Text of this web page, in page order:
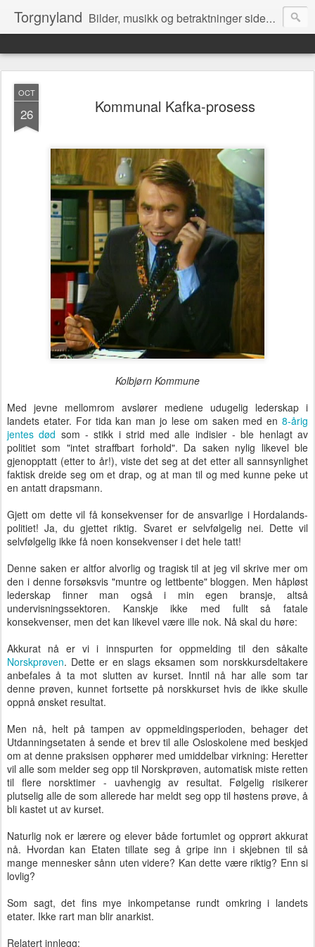
Torgnyland Bilder, musikk og betraktninger siden 2008
OCT
26 Kommunal Kafka-prosess
Kolbjørn Kommune
Med jevne mellomrom avslører mediene udugelig lederskap i
landets etater. For tida kan man jo lese om saken med en 8-årig
jentes død som - stikk i strid med alle indisier - ble henlagt av
politiet som "intet straffbart forhold". Da saken nylig likevel ble
gjenopptatt (etter to år!), viste det seg at det etter all sannsynlighet
faktisk dreide seg om et drap, og at man til og med kunne peke ut
en antatt drapsmann.
Gjett om dette vil få konsekvenser for de ansvarlige i Hordalands-
politiet! Ja, du gjettet riktig. Svaret er selvfølgelig nei. Dette vil
selvfølgelig ikke få noen konsekvenser i det hele tatt!
Denne saken er altfor alvorlig og tragisk til at jeg vil skrive mer om
den i denne forsøksvis "muntre og lettbente" bloggen. Men håpløst
lederskap finner man også i min egen bransje, altså
undervisningssektoren. Kanskje ikke med fullt så fatale
konsekvenser, men det kan likevel være ille nok. Nå skal du høre:
Akkurat nå er vi i innspurten for oppmelding til den såkalte
Norskprøven. Dette er en slags eksamen som norskkursdeltakere
anbefales å ta mot slutten av kurset. Inntil nå har alle som tar
denne prøven, kunnet fortsette på norskkurset hvis de ikke skulle
oppnå ønsket resultat.
Men nå, helt på tampen av oppmeldingsperioden, behager det
Utdanningsetaten å sende et brev til alle Osloskolene med beskjed
om at denne praksisen opphører med umiddelbar virkning: Heretter
vil alle som melder seg opp til Norskprøven, automatisk miste retten
til flere norsktimer - uavhengig av resultat. Følgelig risikerer
plutselig alle de som allerede har meldt seg opp til høstens prøve, å
bli kastet ut av kurset.
Naturlig nok er lærere og elever både fortumlet og opprørt akkurat
nå. Hvordan kan Etaten tillate seg å gripe inn i skjebnen til så
mange mennesker sånn uten videre? Kan dette være riktig? Enn si
lovlig?
Som sagt, det fins mye inkompetanse rundt omkring i landets
etater. Ikke rart man blir anarkist.
Relatert innlegg: